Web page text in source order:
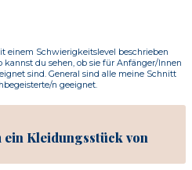
einem Schwierigkeitslevel beschrieben
du sehen, ob sie für Anfänger/Innen
sind. General sind alle meine Schnitt
n geeignet.
ein Kleidungsstück von